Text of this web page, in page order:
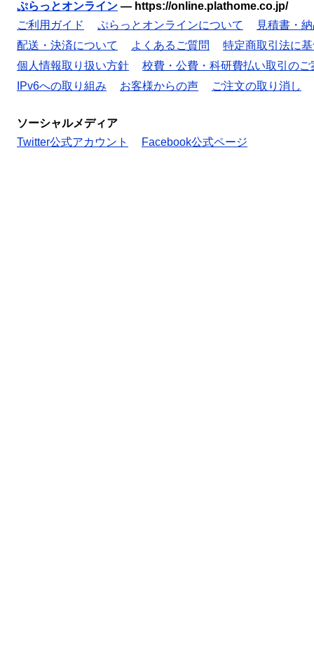
ぷらっとオンライン — https://online.plathome.co.jp/
ご利用ガイド
ぷらっとオンラインについて
見積書・
配送・決済について
よくあるご質問
特定商取引法に
個人情報取り扱い方針
校費・公費・科研費払い取引のご
IPv6への取り組み
お客様からの声 ご注文の取り消し
ソーシャルメディア
Twitter公式アカウント
Facebook公式ページ